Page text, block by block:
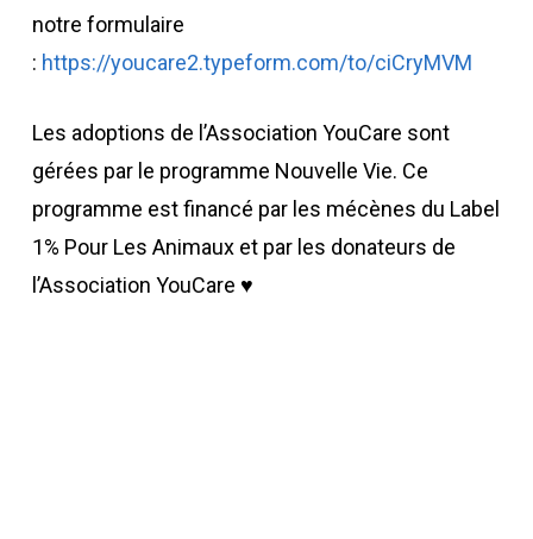
notre formulaire
: https://youcare2.typeform.com/to/ciCryMVM
Les adoptions de l’Association YouCare sont
gérées par le programme Nouvelle Vie. Ce
programme est financé par les mécènes du Label
1% Pour Les Animaux et par les donateurs de
l’Association YouCare ♥